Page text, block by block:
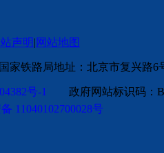
声明|网站地图
家铁路局地址：北京市复兴路6
号-1
政府网站标识码
11040102700028号